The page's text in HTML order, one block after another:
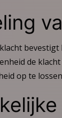
de
op te